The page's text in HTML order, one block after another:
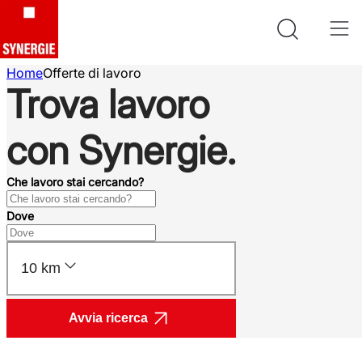
HomeOfferte di lavoro
Trova lavoro
con Synergie.
Che lavoro stai cercando?
Dove
10 km
Avvia ricerca